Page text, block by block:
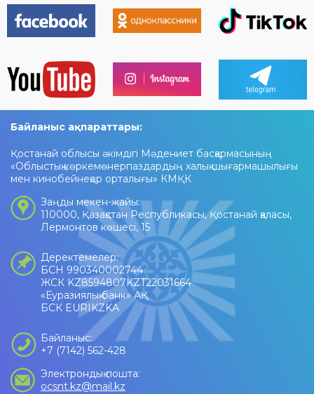
Байланыс ақпараттары:
Қостанай облысы әкімдігі Мәдениет басқармасының
«Облыстық көркемөнерпаздардың халық шығармашылығы
мен кинобейнеқор орталығы» КМҚК
Заңды мекен-жайы:
110000, Қазақстан Республикасы, Қостанай қаласы,
Лермонтов көшесі, 15
Деректемелер:
БСН 990340002744
ЖСК KZ8594807KZT22031664
«Еуразиялық банк» АҚ
БСК EURIKZKA
Байланыс:
+7 (7142) 562-428
Электрондық пошта:
ocsnt.kz@mail.kz